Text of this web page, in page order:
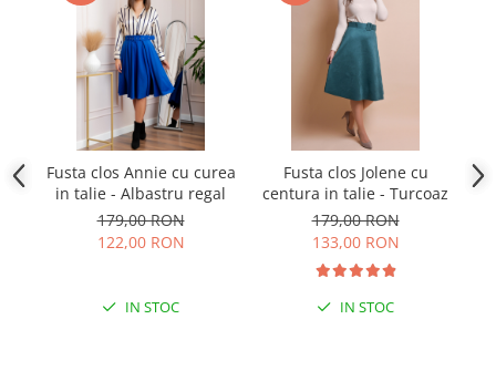
Fusta clos Annie cu curea
in talie - Albastru regal
179,00 RON
122,00 RON
IN STOC
Fusta clos Jolene cu
centura in talie - Turcoaz
179,00 RON
133,00 RON
IN STOC